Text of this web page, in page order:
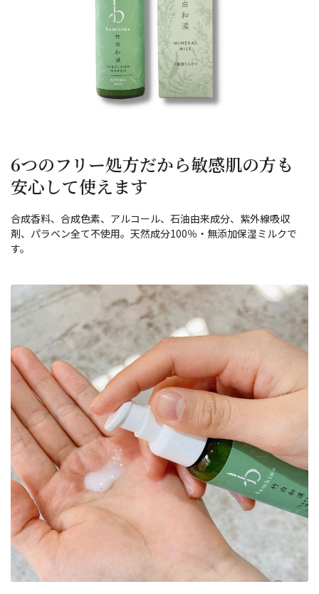
6つのフリー処方だから敏感肌の方も
安心して使えます
合成香料、合成色素、アルコール、石油由来成分、紫外線吸収
剤、パラベン全て不使用。天然成分100％・無添加保湿ミルクで
す。